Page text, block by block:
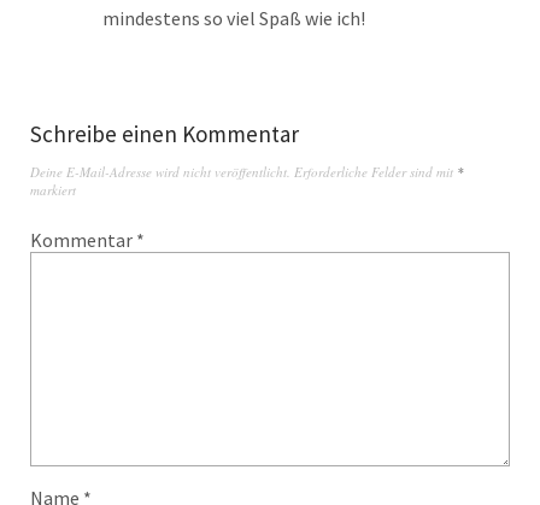
mindestens so viel Spaß wie ich!
Schreibe einen Kommentar
Deine E-Mail-Adresse wird nicht veröffentlicht. Erforderliche Felder sind mit *
markiert
Kommentar *
Name *